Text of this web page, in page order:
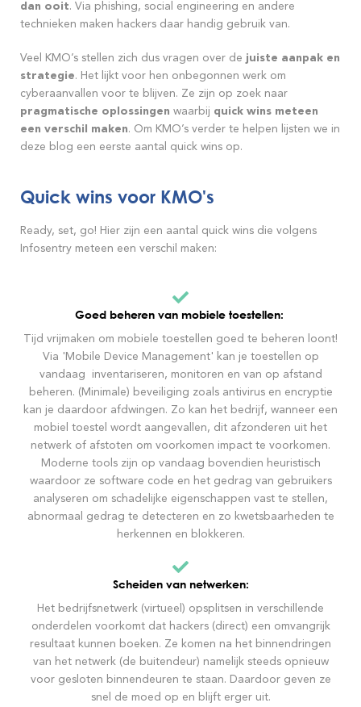
dan ooit. Via phishing, social engineering en andere
technieken maken hackers daar handig gebruik van.
Veel KMO’s stellen zich dus vragen over de juiste aanpak en
strategie. Het lijkt voor hen onbegonnen werk om
cyberaanvallen voor te blijven. Ze zijn op zoek naar
pragmatische oplossingen waarbij quick wins meteen
een verschil maken. Om KMO’s verder te helpen lijsten we in
deze blog een eerste aantal quick wins op.
Quick wins voor KMO's
Ready, set, go! Hier zijn een aantal quick wins die volgens
Infosentry meteen een verschil maken:
Goed beheren van mobiele toestellen:
Tijd vrijmaken om mobiele toestellen goed te beheren loont!
Via 'Mobile Device Management' kan je toestellen op
vandaag inventariseren, monitoren en van op afstand
beheren. (Minimale) beveiliging zoals antivirus en encryptie
kan je daardoor afdwingen. Zo kan het bedrijf, wanneer een
mobiel toestel wordt aangevallen, dit afzonderen uit het
netwerk of afstoten om voorkomen impact te voorkomen.
Moderne tools zijn op vandaag bovendien heuristisch
waardoor ze software code en het gedrag van gebruikers
analyseren om schadelijke eigenschappen vast te stellen,
abnormaal gedrag te detecteren en zo kwetsbaarheden te
herkennen en blokkeren.
Scheiden van netwerken:
Het bedrijfsnetwerk (virtueel) opsplitsen in verschillende
onderdelen voorkomt dat hackers (direct) een omvangrijk
resultaat kunnen boeken. Ze komen na het binnendringen
van het netwerk (de buitendeur) namelijk steeds opnieuw
voor gesloten binnendeuren te staan. Daardoor geven ze
snel de moed op en blijft erger uit.